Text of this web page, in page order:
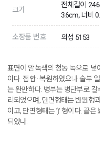
크기
전체길이
3.6cm, 너비
소장품 번호 의성 5153
표면이 암녹색의 청동 녹으로
이다. 접합 · 복원하였으나 술부
는 완만하다. 병부는 병단부로
리되었으며, 단면형태는 반원형
이고, 단면형태는 ')' 형이다. 끝
되었다.